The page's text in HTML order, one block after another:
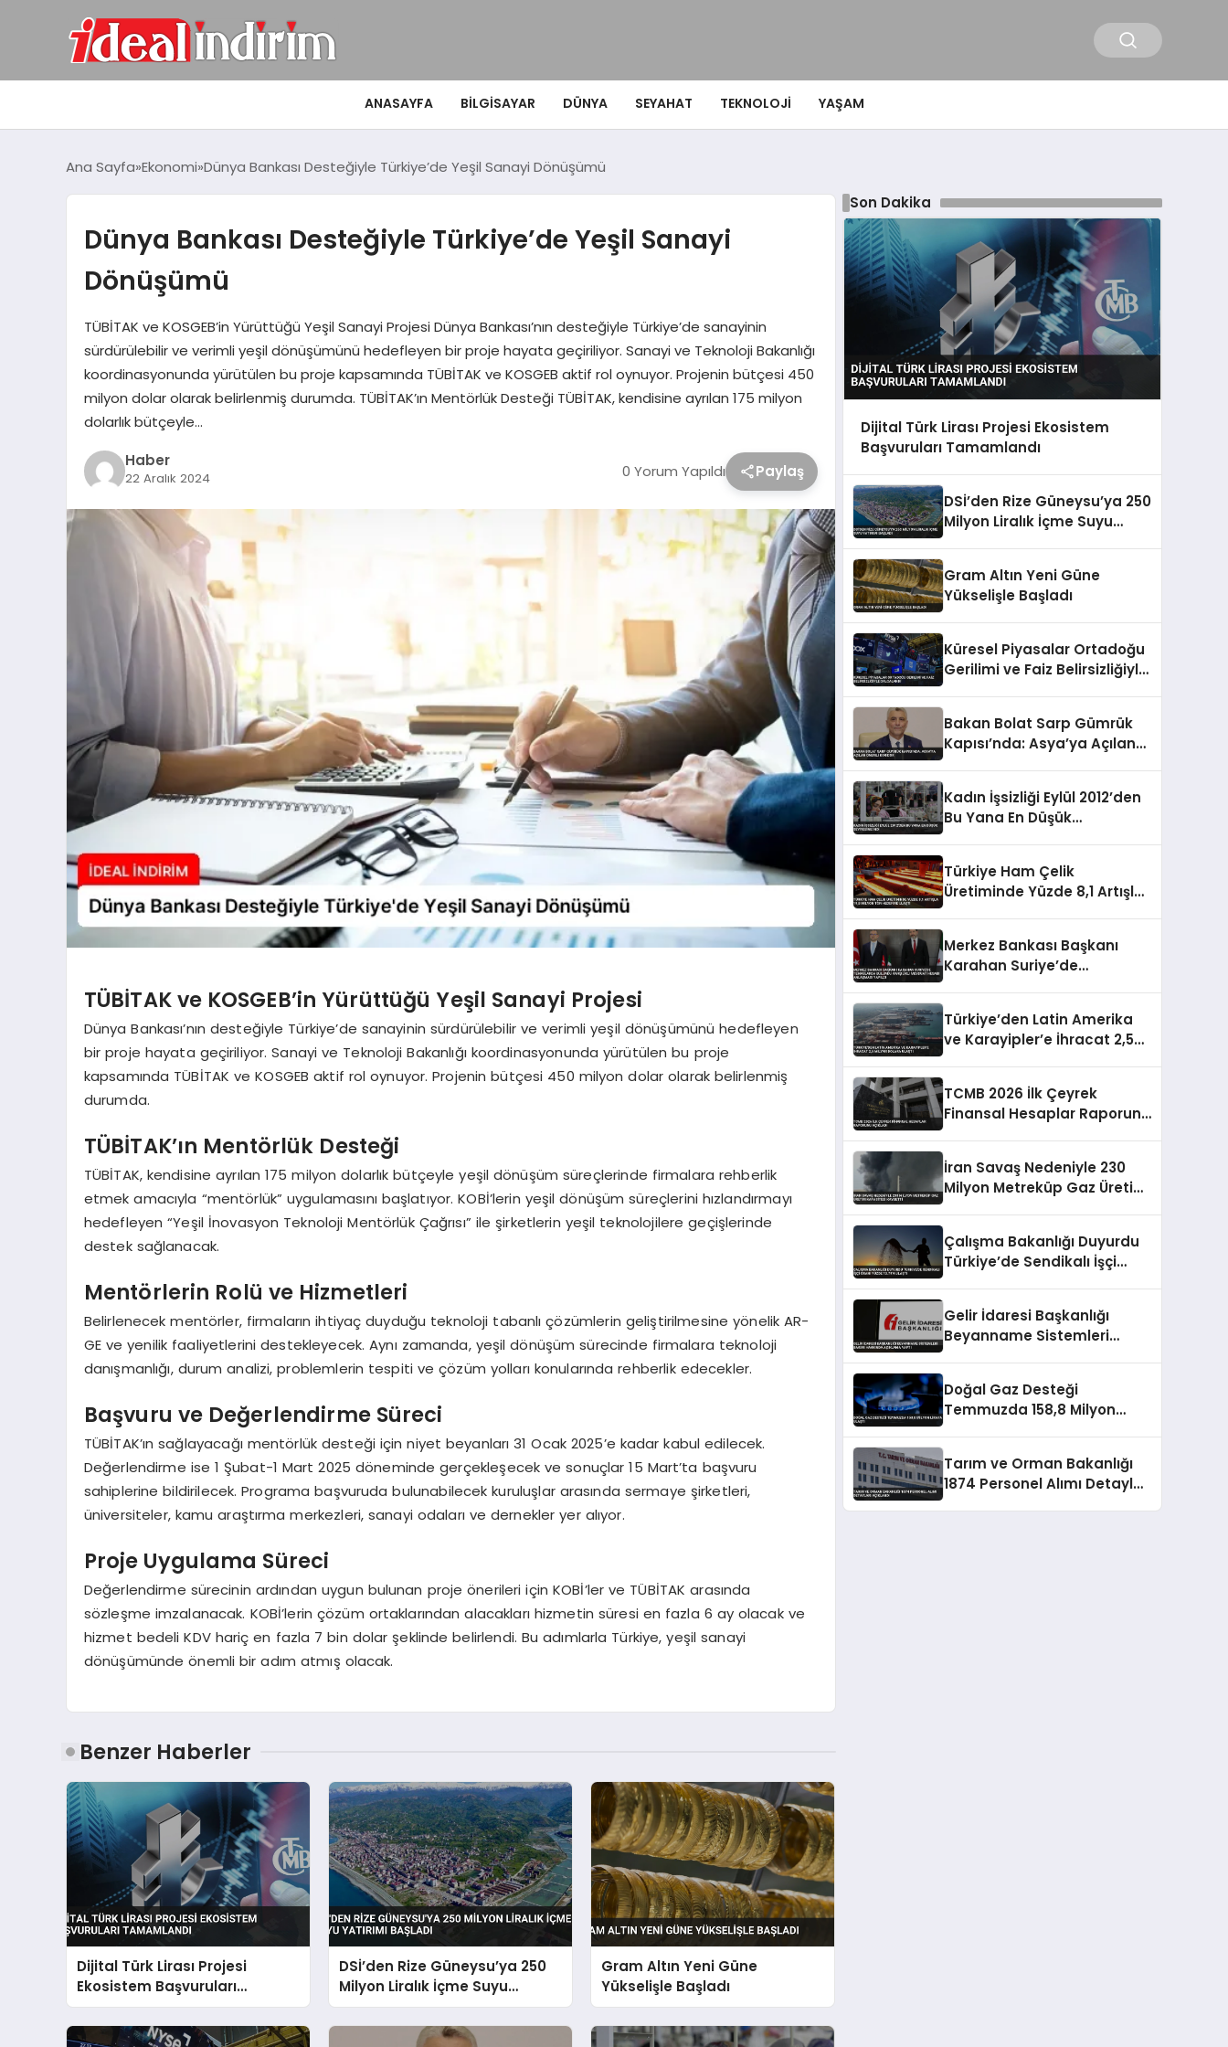
ANASAYFA BILGISAYAR DÜNYA SEYAHAT TEKNOLOJI YAŞAM
Ana Sayfa Ekonomi Dünya Bankası Desteğiyle Türkiye’de Yeşil Sanayi Dönüşümü
Dünya Bankası Desteğiyle Türkiye’de Yeşil Sanayi
Dönüşümü
TÜBİTAK ve KOSGEB’in Yürüttüğü Yeşil Sanayi Projesi Dünya Bankası’nın desteğiyle Türkiye’de sanayinin
sürdürülebilir ve verimli yeşil dönüşümünü hedefleyen bir proje hayata geçiriliyor. Sanayi ve Teknoloji Bakanlığı
koordinasyonunda yürütülen bu proje kapsamında TÜBİTAK ve KOSGEB aktif rol oynuyor. Projenin bütçesi 450
milyon dolar olarak belirlenmiş durumda. TÜBİTAK’ın Mentörlük Desteği TÜBİTAK, kendisine ayrılan 175 milyon
dolarlık bütçeyle…
Haber
22 Aralık 2024 0 Yorum Yapıldı Paylaş
TÜBİTAK ve KOSGEB’in Yürüttüğü Yeşil Sanayi Projesi
Dünya Bankası’nın desteğiyle Türkiye’de sanayinin sürdürülebilir ve verimli yeşil dönüşümünü hedefleyen
bir proje hayata geçiriliyor. Sanayi ve Teknoloji Bakanlığı koordinasyonunda yürütülen bu proje
kapsamında TÜBİTAK ve KOSGEB aktif rol oynuyor. Projenin bütçesi 450 milyon dolar olarak belirlenmiş
durumda.
TÜBİTAK’ın Mentörlük Desteği
TÜBİTAK, kendisine ayrılan 175 milyon dolarlık bütçeyle yeşil dönüşüm süreçlerinde firmalara rehberlik
etmek amacıyla “mentörlük” uygulamasını başlatıyor. KOBİ’lerin yeşil dönüşüm süreçlerini hızlandırmayı
hedefleyen “Yeşil İnovasyon Teknoloji Mentörlük Çağrısı” ile şirketlerin yeşil teknolojilere geçişlerinde
destek sağlanacak.
Mentörlerin Rolü ve Hizmetleri
Belirlenecek mentörler, firmaların ihtiyaç duyduğu teknoloji tabanlı çözümlerin geliştirilmesine yönelik AR-
GE ve yenilik faaliyetlerini destekleyecek. Aynı zamanda, yeşil dönüşüm sürecinde firmalara teknoloji
danışmanlığı, durum analizi, problemlerin tespiti ve çözüm yolları konularında rehberlik edecekler.
Başvuru ve Değerlendirme Süreci
TÜBİTAK’ın sağlayacağı mentörlük desteği için niyet beyanları 31 Ocak 2025’e kadar kabul edilecek.
Değerlendirme ise 1 Şubat-1 Mart 2025 döneminde gerçekleşecek ve sonuçlar 15 Mart’ta başvuru
sahiplerine bildirilecek. Programa başvuruda bulunabilecek kuruluşlar arasında sermaye şirketleri,
üniversiteler, kamu araştırma merkezleri, sanayi odaları ve dernekler yer alıyor.
Proje Uygulama Süreci
Değerlendirme sürecinin ardından uygun bulunan proje önerileri için KOBİ’ler ve TÜBİTAK arasında
sözleşme imzalanacak. KOBİ’lerin çözüm ortaklarından alacakları hizmetin süresi en fazla 6 ay olacak ve
hizmet bedeli KDV hariç en fazla 7 bin dolar şeklinde belirlendi. Bu adımlarla Türkiye, yeşil sanayi
dönüşümünde önemli bir adım atmış olacak.
Benzer Haberler
Dijital Türk Lirası Projesi
Ekosistem Başvuruları
Tamamlandı
DSİ’den Rize Güneysu’ya 250
Milyon Liralık İçme Suyu
Yatırımı Başladı
Gram Altın Yeni Güne
Yükselişle Başladı
Son Dakika
Dijital Türk Lirası Projesi Ekosistem
Başvuruları Tamamlandı
DSİ’den Rize Güneysu’ya 250
Milyon Liralık İçme Suyu
Gram Altın Yeni Güne
Yükselişle Başladı
Küresel Piyasalar Ortadoğu
Gerilimi ve Faiz Belirsizliğiyle
Bakan Bolat Sarp Gümrük
Kapısı’nda: Asya’ya Açılan
Kadın İşsizliği Eylül 2012’den
Bu Yana En Düşük
Türkiye Ham Çelik
Üretiminde Yüzde 8,1 Artışla
Merkez Bankası Başkanı
Karahan Suriye’de
Anlaşması Yapıldı
Türkiye’den Latin Amerika
ve Karayipler’e İhracat 2,5
TCMB 2026 İlk Çeyrek
Finansal Hesaplar Raporunu
İran Savaş Nedeniyle 230
Milyon Metreküp Gaz Üretim
Çalışma Bakanlığı Duyurdu
Türkiye’de Sendikalı İşçi
Gelir İdaresi Başkanlığı
Beyanname Sistemleri
Doğal Gaz Desteği
Temmuzda 158,8 Milyon
Tarım ve Orman Bakanlığı
1874 Personel Alımı Detayları